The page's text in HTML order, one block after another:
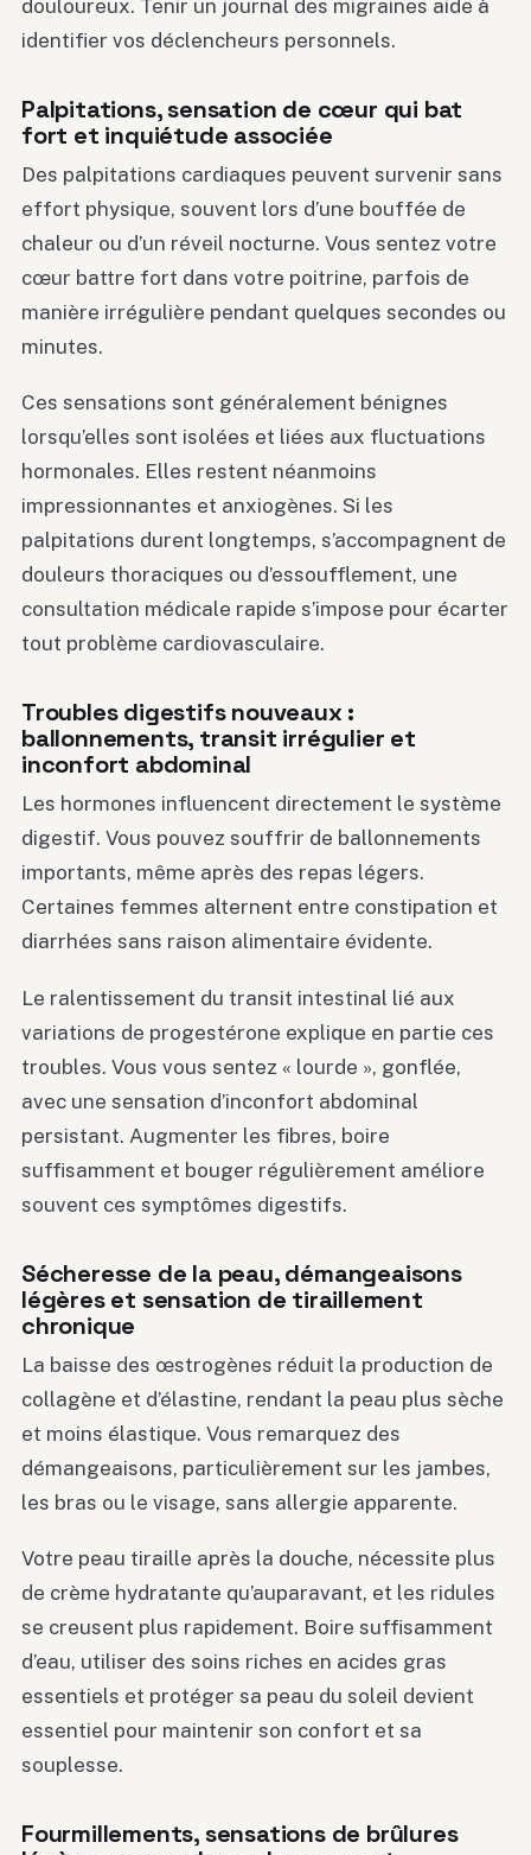
douloureux. Tenir un journal des migraines aide à
identifier vos déclencheurs personnels.
Palpitations, sensation de cœur qui bat
fort et inquiétude associée
Des palpitations cardiaques peuvent survenir sans
effort physique, souvent lors d’une bouffée de
chaleur ou d’un réveil nocturne. Vous sentez votre
cœur battre fort dans votre poitrine, parfois de
manière irrégulière pendant quelques secondes ou
minutes.
Ces sensations sont généralement bénignes
lorsqu’elles sont isolées et liées aux fluctuations
hormonales. Elles restent néanmoins
impressionnantes et anxiogènes. Si les
palpitations durent longtemps, s’accompagnent de
douleurs thoraciques ou d’essoufflement, une
consultation médicale rapide s’impose pour écarter
tout problème cardiovasculaire.
Troubles digestifs nouveaux :
ballonnements, transit irrégulier et
inconfort abdominal
Les hormones influencent directement le système
digestif. Vous pouvez souffrir de ballonnements
importants, même après des repas légers.
Certaines femmes alternent entre constipation et
diarrhées sans raison alimentaire évidente.
Le ralentissement du transit intestinal lié aux
variations de progestérone explique en partie ces
troubles. Vous vous sentez « lourde », gonflée,
avec une sensation d’inconfort abdominal
persistant. Augmenter les fibres, boire
suffisamment et bouger régulièrement améliore
souvent ces symptômes digestifs.
Sécheresse de la peau, démangeaisons
légères et sensation de tiraillement
chronique
La baisse des œstrogènes réduit la production de
collagène et d’élastine, rendant la peau plus sèche
et moins élastique. Vous remarquez des
démangeaisons, particulièrement sur les jambes,
les bras ou le visage, sans allergie apparente.
Votre peau tiraille après la douche, nécessite plus
de crème hydratante qu’auparavant, et les ridules
se creusent plus rapidement. Boire suffisamment
d’eau, utiliser des soins riches en acides gras
essentiels et protéger sa peau du soleil devient
essentiel pour maintenir son confort et sa
souplesse.
Fourmillements, sensations de brûlures